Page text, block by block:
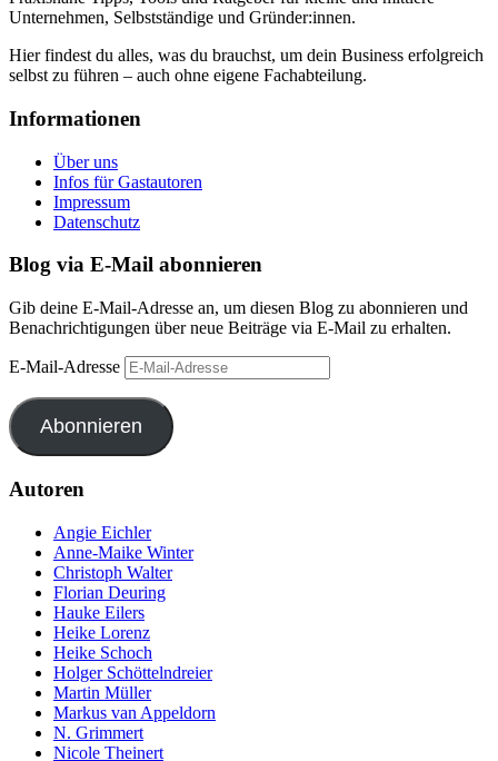
Unternehmen, Selbstständige und Gründer:innen.
Hier findest du alles, was du brauchst, um dein Business erfolgreich
selbst zu führen – auch ohne eigene Fachabteilung.
Informationen
Über uns
Infos für Gastautoren
Impressum
Datenschutz
Blog via E-Mail abonnieren
Gib deine E-Mail-Adresse an, um diesen Blog zu abonnieren und
Benachrichtigungen über neue Beiträge via E-Mail zu erhalten.
E-Mail-Adresse
Abonnieren
Autoren
Angie Eichler
Anne-Maike Winter
Christoph Walter
Florian Deuring
Hauke Eilers
Heike Lorenz
Heike Schoch
Holger Schöttelndreier
Martin Müller
Markus van Appeldorn
N. Grimmert
Nicole Theinert